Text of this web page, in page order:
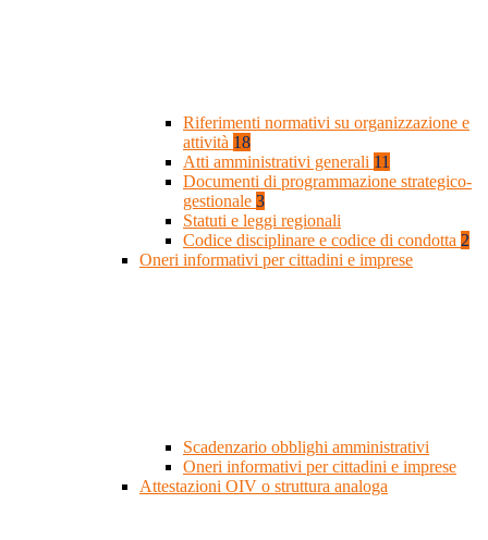
Riferimenti normativi su organizzazione e
attività 18
Atti amministrativi generali 11
Documenti di programmazione strategico-
gestionale 3
Statuti e leggi regionali
Codice disciplinare e codice di condotta 2
Oneri informativi per cittadini e imprese
Scadenzario obblighi amministrativi
Oneri informativi per cittadini e imprese
Attestazioni OIV o struttura analoga